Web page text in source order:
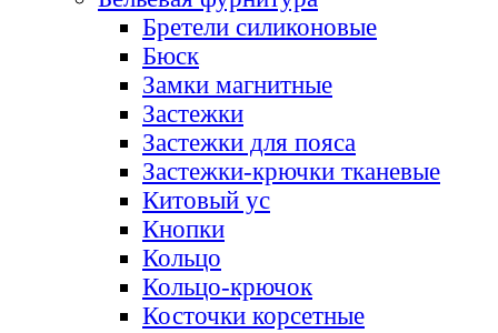
Бретели силиконовые
Бюск
Замки магнитные
Застежки
Застежки для пояса
Застежки-крючки тканевые
Китовый ус
Кнопки
Кольцо
Кольцо-крючок
Косточки корсетные